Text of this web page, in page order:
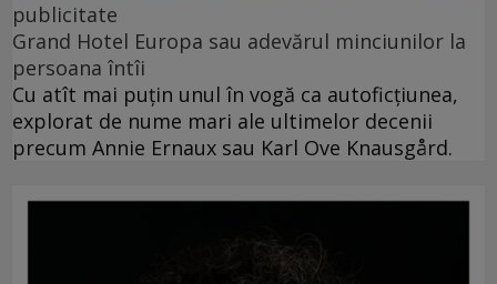
publicitate
Grand Hotel Europa sau adevărul minciunilor la
persoana întîi
Cu atît mai puțin unul în vogă ca autoficțiunea,
explorat de nume mari ale ultimelor decenii
precum Annie Ernaux sau Karl Ove Knausgård.